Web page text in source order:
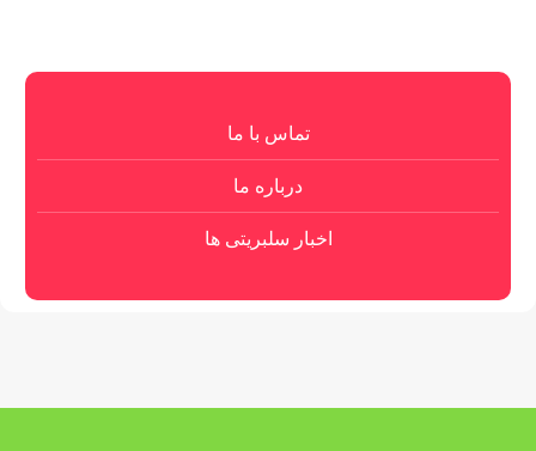
تماس با ما
درباره ما
اخبار سلبریتی ها